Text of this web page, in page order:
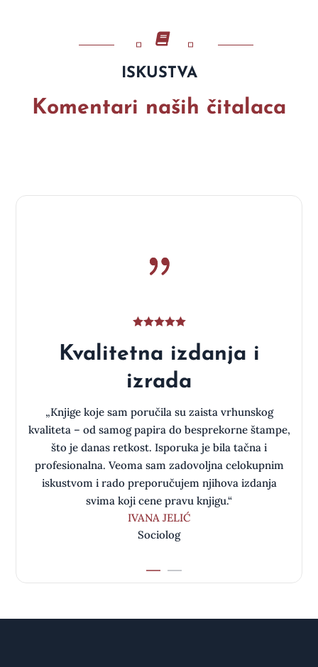
ISKUSTVA
Komentari naših čitalaca
Kvalitetna izdanja i
izrada
„Knjige koje sam poručila su zaista vrhunskog
kvaliteta – od samog papira do besprekorne štampe,
što je danas retkost. Isporuka je bila tačna i
profesionalna. Veoma sam zadovoljna celokupnim
iskustvom i rado preporučujem njihova izdanja
svima koji cene pravu knjigu.“
IVANA JELIĆ
Sociolog